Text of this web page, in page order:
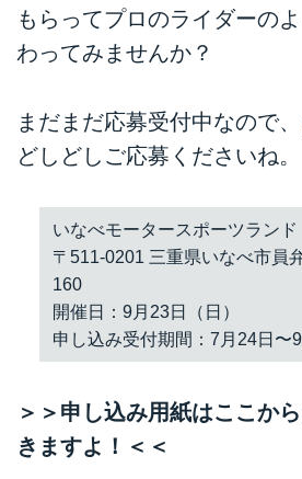
もらってプロのライダーの
わってみませんか？
まだまだ応募受付中なので
どしどしご応募くださいね。
いなべモータースポーツランド
〒511-0201 三重県いなべ市員
160
開催日：9月23日（日）
申し込み受付期間：7月24日〜
＞＞申し込み用紙はここか
きますよ！＜＜